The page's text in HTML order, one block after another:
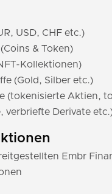
USD, CHF etc.)
& Token)
Kollektionen)
(Gold, Silber etc.)
(tokenisierte Aktien,
verbriefte Derivate
Embr